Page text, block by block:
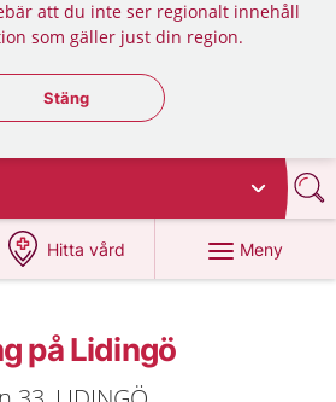
att du inte ser regionalt innehåll
som gäller just din region.
Stäng regionsväljaren
Stäng
Hitta vård
på 1177.se
Meny
på Lidingö